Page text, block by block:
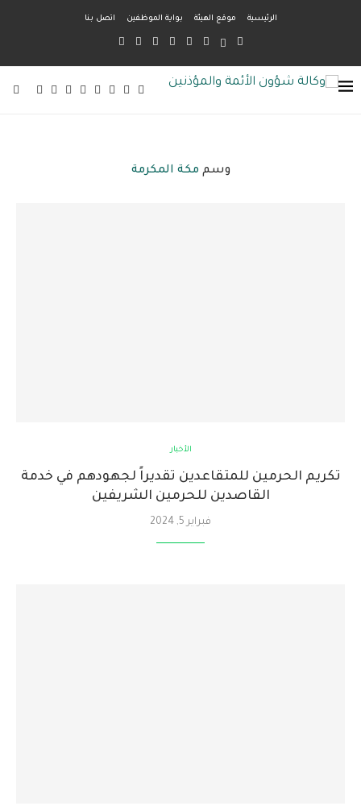
الرئيسية موقع الهيئة بواية الموظفين اتصل بنا
وسم مكة المكرمة
الأخبار
تكريم الحرمين للمتقاعدين تقديراً لجهودهم في خدمة
القاصدين للحرمين الشريفين
فبراير 5, 2024